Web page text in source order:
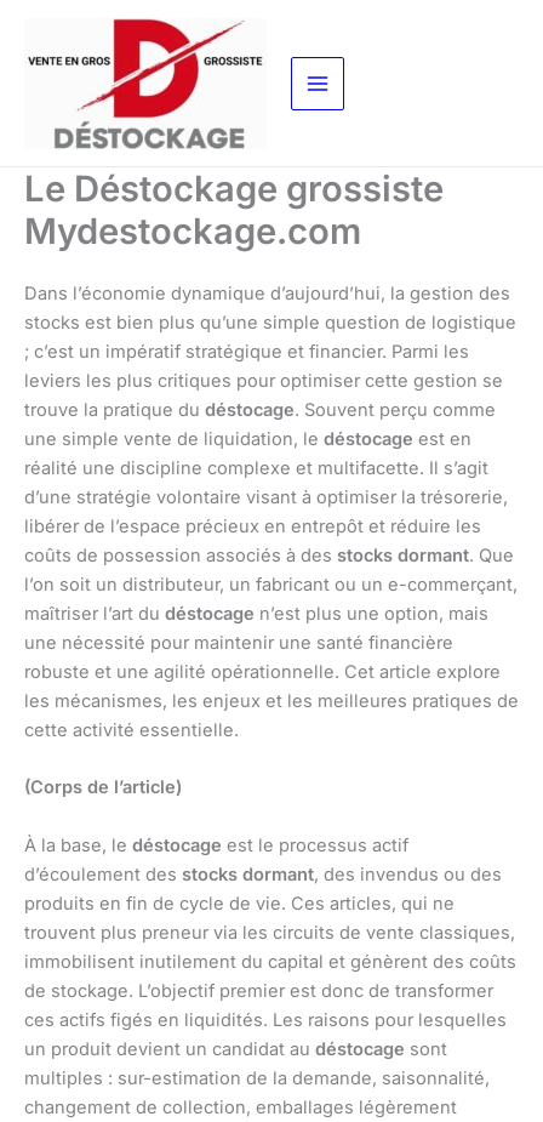
contenu
Le Déstockage grossiste
Mydestockage.com
Dans l’économie dynamique d’aujourd’hui, la gestion des
stocks est bien plus qu’une simple question de logistique
; c’est un impératif stratégique et financier. Parmi les
leviers les plus critiques pour optimiser cette gestion se
trouve la pratique du déstocage. Souvent perçu comme
une simple vente de liquidation, le déstocage est en
réalité une discipline complexe et multifacette. Il s’agit
d’une stratégie volontaire visant à optimiser la trésorerie,
libérer de l’espace précieux en entrepôt et réduire les
coûts de possession associés à des stocks dormant. Que
l’on soit un distributeur, un fabricant ou un e-commerçant,
maîtriser l’art du déstocage n’est plus une option, mais
une nécessité pour maintenir une santé financière
robuste et une agilité opérationnelle. Cet article explore
les mécanismes, les enjeux et les meilleures pratiques de
cette activité essentielle.
(Corps de l’article)
À la base, le déstocage est le processus actif
d’écoulement des stocks dormant, des invendus ou des
produits en fin de cycle de vie. Ces articles, qui ne
trouvent plus preneur via les circuits de vente classiques,
immobilisent inutilement du capital et génèrent des coûts
de stockage. L’objectif premier est donc de transformer
ces actifs figés en liquidités. Les raisons pour lesquelles
un produit devient un candidat au déstocage sont
multiples : sur-estimation de la demande, saisonnalité,
changement de collection, emballages légèrement